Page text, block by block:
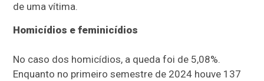
de uma vítima.
Homicídios e feminicídios
No caso dos homicídios, a queda foi de 5,08%.
Enquanto no primeiro semestre de 2024 houve 137